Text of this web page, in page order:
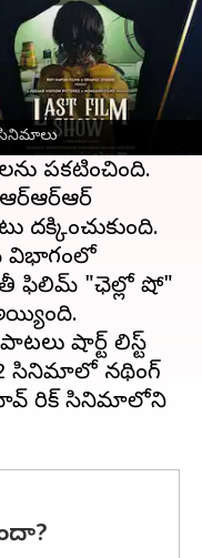
సినిమాలు
మహోత్సవం మరో
నెలల
మొదలైంది.
ప్రకటించింది.
విభాగంలో
ఫిలిమ్ "ఛెల్లో షో"
షార్ట్ లిస్ట్
సినిమాలో నథింగ్
రిక్ సినిమాలోని